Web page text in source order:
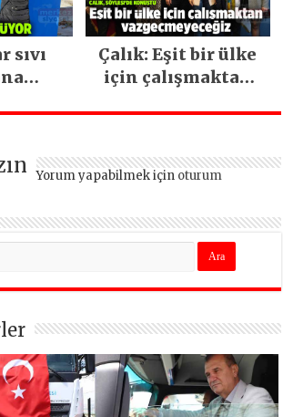
sıvı
Çalık: Eşit bir ülke
için çalışmaktan
Yorum yapabilmek için oturum